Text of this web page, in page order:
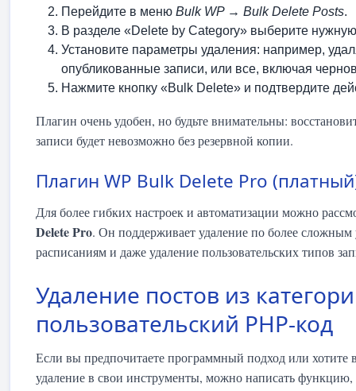
Перейдите в меню Bulk WP → Bulk Delete Posts.
В разделе «Delete by Category» выберите
Установите параметры удаления: например,
опубликованные записи, или все, включая
Нажмите кнопку «Bulk Delete» и подтвердите
Плагин очень удобен, но будьте внимательны:
записи будет невозможно без резервной копии.
Плагин WP Bulk Delete Pro
Для более гибких настроек и автоматизации можно
Delete Pro. Он поддерживает удаление по более сложным
расписаниям и даже удаление пользовательских типов
Удаление постов из
пользовательский PHP-код
Если вы предпочитаете программный подход или хотите
удаление в свои инструменты, можно написать функцию,